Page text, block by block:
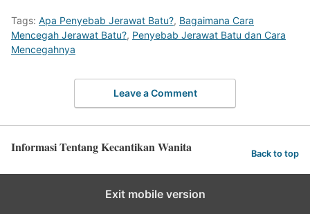
Tags: Apa Penyebab Jerawat Batu?, Bagaimana Cara
Mencegah Jerawat Batu?, Penyebab Jerawat Batu dan Cara
Mencegahnya
Leave a Comment
Informasi Tentang Kecantikan Wanita Back to top
Exit mobile version